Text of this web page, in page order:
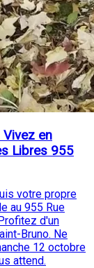
Vivez en
Libres 955
votre propre
au 955 Rue
d'un
Bruno. Ne
12 octobre
attend.